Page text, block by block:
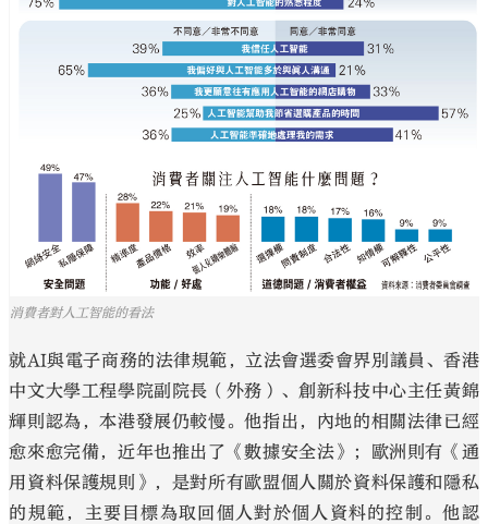
消費者對人工智能的看法
就AI與電子商務的法律規範，立法會選委會界別議員、香港
中文大學工程學院副院長（外務）、創新科技中心主任黃錦
輝則認為，本港發展仍較慢。他指出，內地的相關法律已經
愈來愈完備，近年也推出了《數據安全法》；歐洲則有《通
用資料保護規則》，是對所有歐盟個人關於資料保護和隱私
的規範，主要目標為取回個人對於個人資料的控制。他認